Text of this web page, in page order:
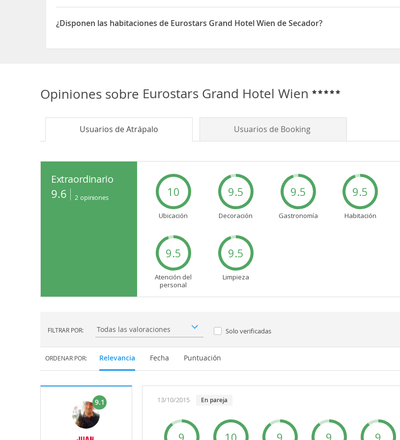
Sí, las habitaciones del Eurostars Grand Hotel Wien disponen de Radio
¿Disponen las habitaciones de Eurostars Grand Hotel Wien de Secador?
Opiniones sobre Eurostars Grand Hotel Wien
Usuarios deAtrápalo Usuarios de Booking
Extraordinario
9.6 2 opiniones 10
Ubicación
9.5
Decoración
9.5
Gastronomía
9.5
Habitación
9.5
Atención del
personal
9.5
Limpieza
FILTRAR POR: Filtrar por: Solo verificadas
ORDENAR POR: Relevancia Fecha Puntuación
9.1 13/10/2015 en pareja